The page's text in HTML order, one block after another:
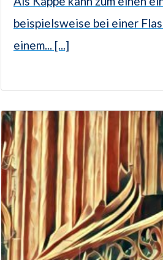
beispielsweise bei einer
einem... [...]